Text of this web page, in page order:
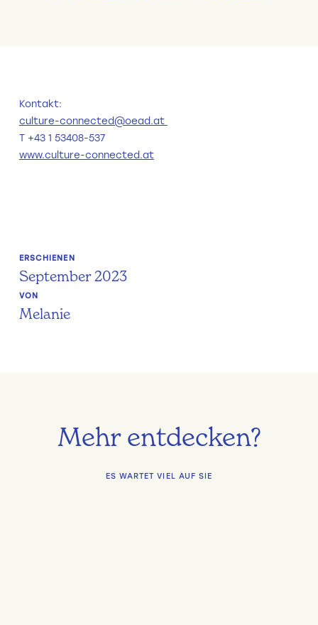
Kontakt:
culture-connected@oead.at
T +43 1 53408-537
www.culture-connected.at
ERSCHIENEN
September 2023
VON
Melanie
Mehr entdecken?
ES WARTET VIEL AUF SIE